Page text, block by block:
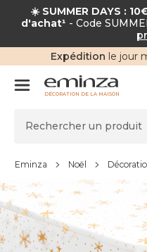
☀️ SUMMER DAYS :
d'achat¹ - Code
Expédition le jour
DÉCORATION DE LA MAISON
Eminza Noël